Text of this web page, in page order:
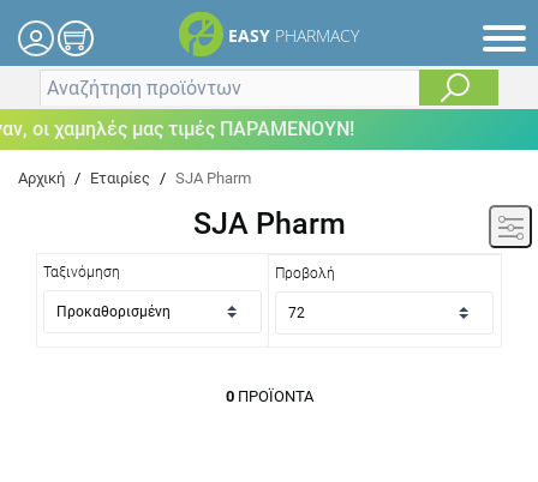
EASY PHARMACY
οι χαμηλές μας τιμές ΠΑΡΑΜΕΝΟΥΝ!
Αρχική / Εταιρίες / SJA Pharm
SJA Pharm
Ταξινόμηση Προβολή
0ΠΡΟΪΌΝΤΑ